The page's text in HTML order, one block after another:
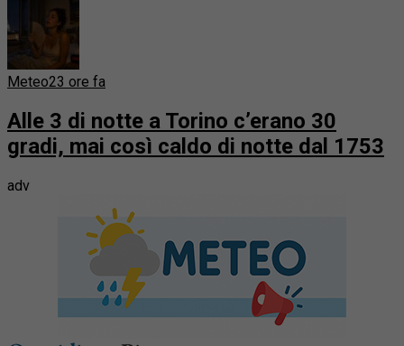
Meteo23 ore fa
Alle 3 di notte a Torino c’erano 30
gradi, mai così caldo di notte dal 1753
adv